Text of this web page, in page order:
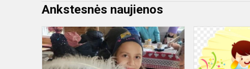
Ankstesnės naujienos
Edukacinė
pamoka
Paukščių